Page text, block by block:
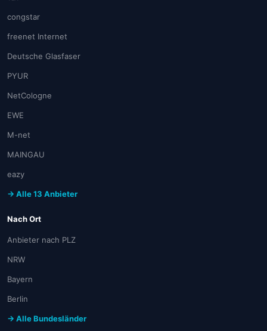
congstar
freenet Internet
Deutsche Glasfaser
PYUR
NetCologne
EWE
M-net
MAINGAU
eazy
→ Alle 13 Anbieter
Nach Ort
Anbieter nach PLZ
NRW
Bayern
Berlin
→ Alle Bundesländer